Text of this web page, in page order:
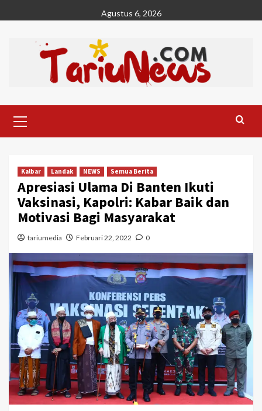
to
Agustus 6, 2026
Menu
Kalbar Landak NEWS Semua Berita
Apresiasi Ulama Di Banten Ikuti
Vaksinasi, Kapolri: Kabar Baik dan
Motivasi Bagi Masyarakat
tariumedia Februari 22, 2022 0